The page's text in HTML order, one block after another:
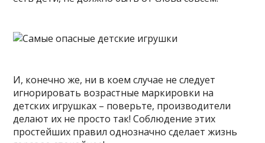
И, конечно же, ни в коем случае не следует
игнорировать возрастные маркировки на
детских игрушках – поверьте, производители
делают их не просто так! Соблюдение этих
простейших правил однозначно сделает жизнь